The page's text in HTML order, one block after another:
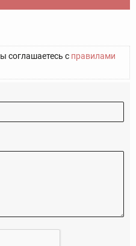
соглашаетесь с правилами